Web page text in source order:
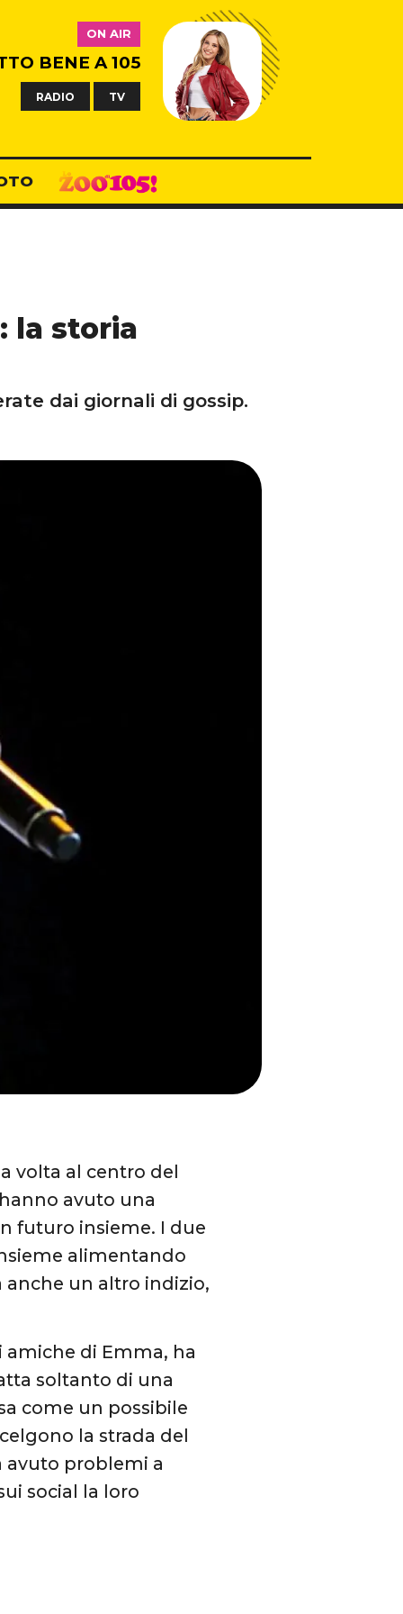
ON AIR
BENE A 105
RADIO TV
la storia
dai giornali di gossip.
volta al centro del
avuto una
futuro insieme. I due
alimentando
anche un altro indizio,
di Emma, ha
soltanto di una
come un possibile
la strada del
avuto problemi a
social la loro